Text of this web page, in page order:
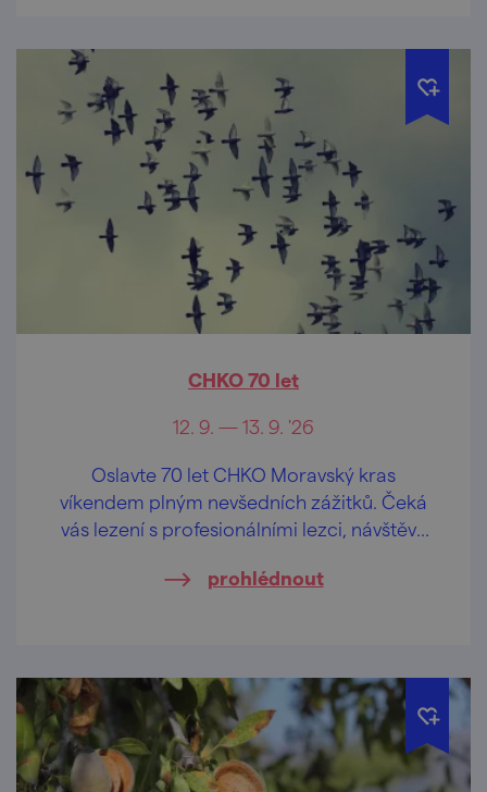
CHKO 70 let
12. 9. — 13. 9. '26
Oslavte 70 let CHKO Moravský kras
víkendem plným nevšedních zážitků. Čeká
vás lezení s profesionálními lezci, návštěvy
vycházky. Některé programy je nutné
prohlédnout